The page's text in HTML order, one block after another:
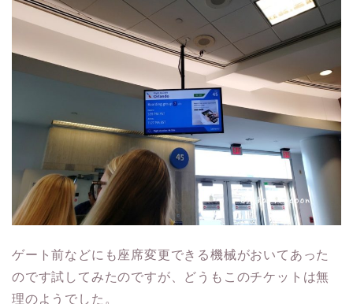
ゲート前などにも座席変更できる機械がおいてあった
のです試してみたのですが、どうもこのチケットは無
理のようでした。